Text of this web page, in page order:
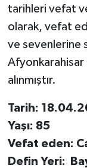
tarihleri vefat
olarak, vefat
ve sevenlerine
Afyonkarahisar
alınmıştır.
Tarih:
Yaşı: 85
Vefat eden:
Defin Yeri: